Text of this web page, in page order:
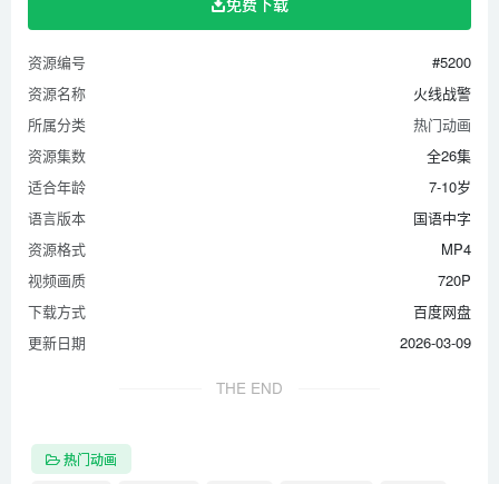
资源编号
#5200
资源名称
火线战警
所属分类
热门动画
资源集数
全26集
适合年龄
7-10岁
语言版本
国语中字
资源格式
MP4
视频画质
720P
下载方式
百度网盘
更新日期
2026-03-09
THE END
热门动画